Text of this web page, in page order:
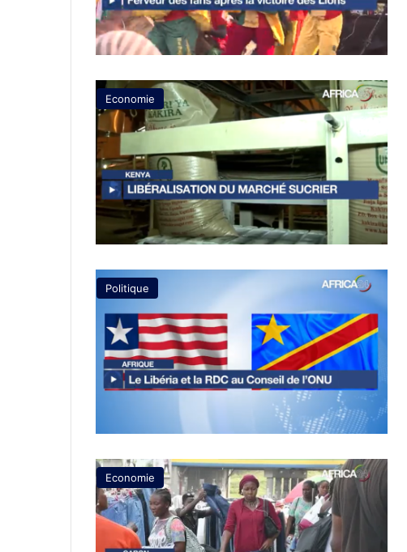
Economie
Politique
Economie